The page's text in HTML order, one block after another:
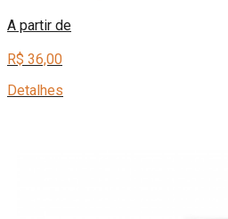
A partir de
R$ 36,00
Detalhes